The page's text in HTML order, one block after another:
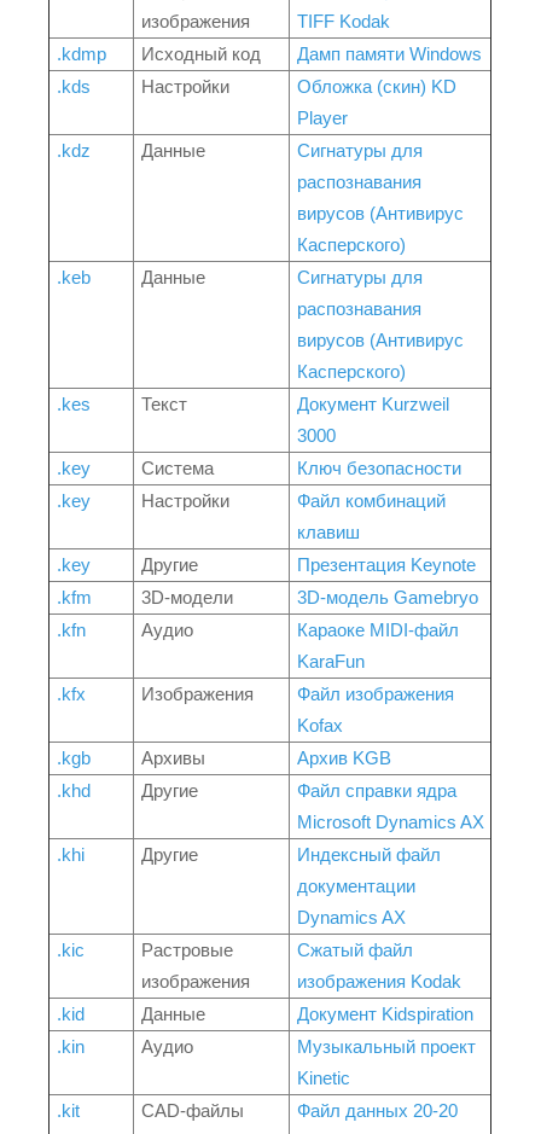
изображения
TIFF Kodak
.kdmp
Исходный код
Дамп памяти Windows
.kds
Настройки
Обложка (скин) KD
Player
.kdz
Данные
Сигнатуры для
распознавания
вирусов (Антивирус
Касперского)
.keb
Данные
Сигнатуры для
распознавания
вирусов (Антивирус
Касперского)
.kes
Текст
Документ Kurzweil
3000
.key
Система
Ключ безопасности
.key
Настройки
Файл комбинаций
клавиш
.key
Другие
Презентация Keynote
.kfm
3D-модели
3D-модель Gamebryo
.kfn
Аудио
Караоке MIDI-файл
KaraFun
.kfx
Изображения
Файл изображения
Kofax
.kgb
Архивы
Архив KGB
.khd
Другие
Файл справки ядра
Microsoft Dynamics AX
.khi
Другие
Индексный файл
документации
Dynamics AX
.kic
Растровые
изображения
Сжатый файл
изображения Kodak
.kid
Данные
Документ Kidspiration
.kin
Аудио
Музыкальный проект
Kinetic
.kit
CAD-файлы
Файл данных 20-20